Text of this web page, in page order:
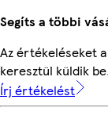
Segíts a többi
Az értékeléseket
keresztül küldik
Írj értékelést